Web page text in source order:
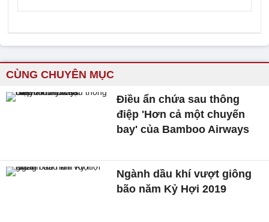
CÙNG CHUYÊN MỤC
Điều ẩn chứa sau thông
điệp 'Hơn cả một chuyến
bay' của Bamboo Airways
Ngành dầu khí vượt giông
bão năm Kỷ Hợi 2019